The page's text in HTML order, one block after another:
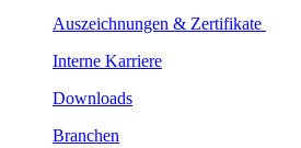
Auszeichnungen & Zertifikate
Interne Karriere
Downloads
Branchen